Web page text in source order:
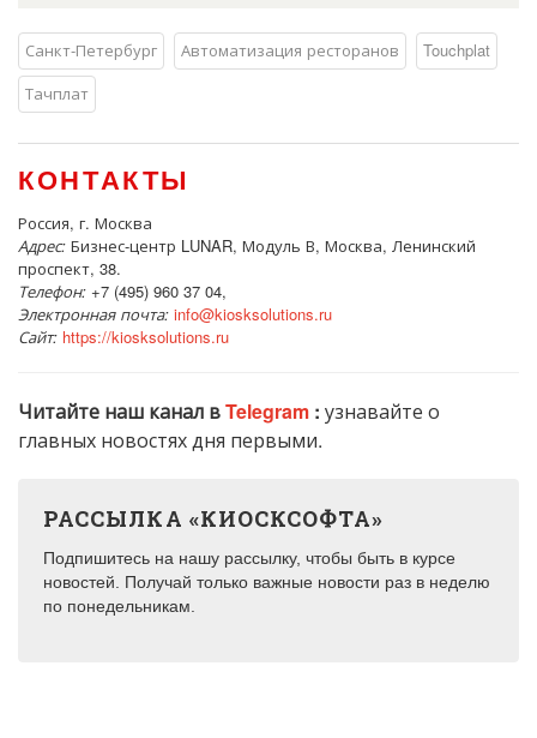
Санкт-Петербург Автоматизация ресторанов
Touchplat
Тачплат
КОНТАКТЫ
Россия, г. Москва
Адрес: Бизнес-центр LUNAR, Модуль В, Москва, Ленинский
проспект, 38.
Телефон: +7 (495) 960 37 04,
Электронная почта: info@kiosksolutions.ru
Сайт: https://kiosksolutions.ru
Читайте наш канал вTelegram : узнавайте о
главных новостях дня первыми.
РАССЫЛКА «КИОСКСОФТА»
Подпишитесь на нашу рассылку, чтобы быть в курсе
новостей. Получай только важные новости раз в неделю
по понедельникам.